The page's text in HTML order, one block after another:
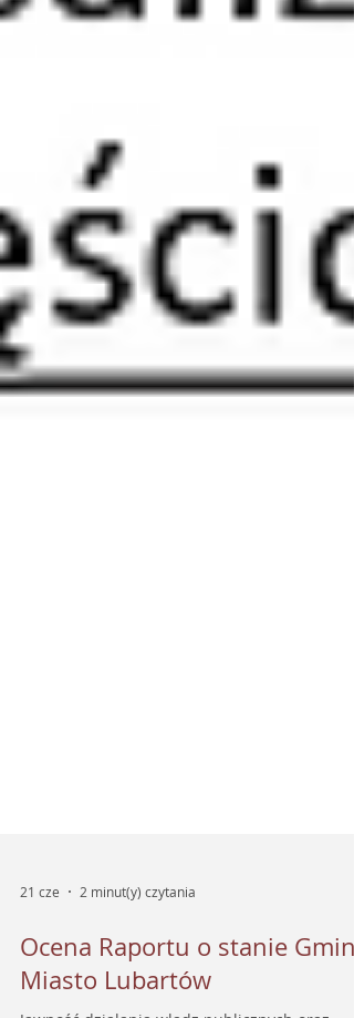
21 cze 2 minut(y) czytania